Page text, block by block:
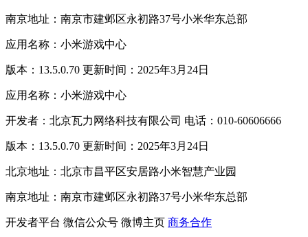
南京地址：南京市建邺区永初路37号小米华东总部
应用名称：小米游戏中心
版本：13.5.0.70 更新时间：2025年3月24日
应用名称：小米游戏中心
开发者：北京瓦力网络科技有限公司 电话：010-60606666
版本：13.5.0.70 更新时间：2025年3月24日
北京地址：北京市昌平区安居路小米智慧产业园
南京地址：南京市建邺区永初路37号小米华东总部
开发者平台 微信公众号 微博主页 商务合作